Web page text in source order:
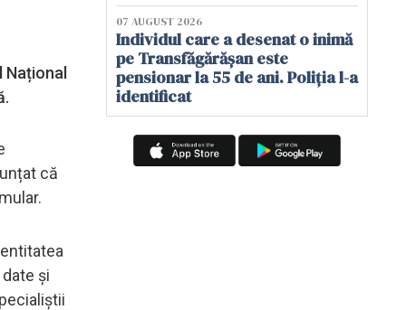
Național
că
și
07 AUGUST 2026
Individul care a desenat o inimă
pe Transfăgărășan este
pensionar la 55 de ani. Poliția l-a
identificat